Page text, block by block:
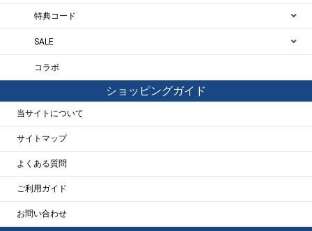
特典コード
SALE
コラボ
ショッピングガイド
当サイトについて
サイトマップ
よくある質問
ご利用ガイド
お問い合わせ